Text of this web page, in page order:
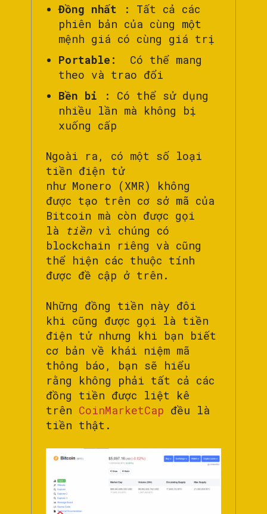
Đồng nhất : Tất cả các
phiên bản của cùng một
mệnh giá có cùng giá trị
Portable:
Có thể mang
theo và trao đổi
Bền bỉ : Có thể sử dụng
nhiều lần mà không bị
xuống cấp
Ngoài ra, có một số loại
tiền điện tử
như Monero (XMR) không
được tạo trên cơ sở mã của
Bitcoin mà còn được gọi
là
tiền vì chúng có
blockchain riêng và cũng
thể hiện các thuộc tính
được đề cập ở trên.
Những đồng tiền này đôi
khi cũng được gọi là tiền
điện tử nhưng khi bạn biết
cơ bản về khái niệm mã
thông báo, bạn sẽ hiểu
rằng không phải tất cả các
đồng tiền được liệt kê
trên CoinMarketCap đều là
tiền thật.